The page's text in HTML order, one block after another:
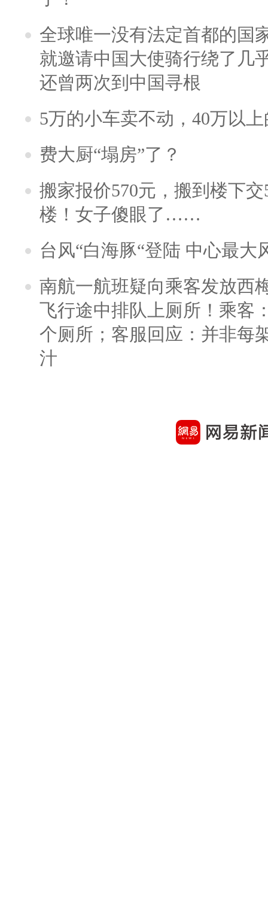
全球唯一没有法定首都的国
就邀请中国大使骑行绕了几
还曾两次到中国寻根
5万的小车卖不动，40万以
费大厨“塌房”了？
搬家报价570元，搬到楼下
楼！女子傻眼了……
台风“白海豚“登陆 中心最大
南航一航班疑向乘客发放西
飞行途中排队上厕所！乘客
个厕所；客服回应：并非每
汁